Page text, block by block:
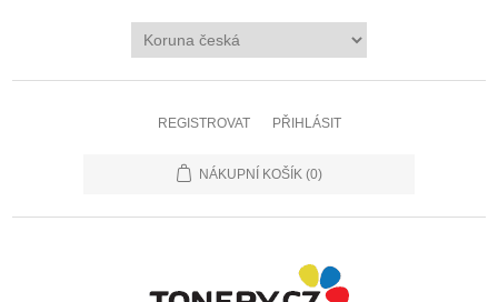
REGISTROVAT PŘIHLÁSIT
NÁKUPNÍ KOŠÍK (0)